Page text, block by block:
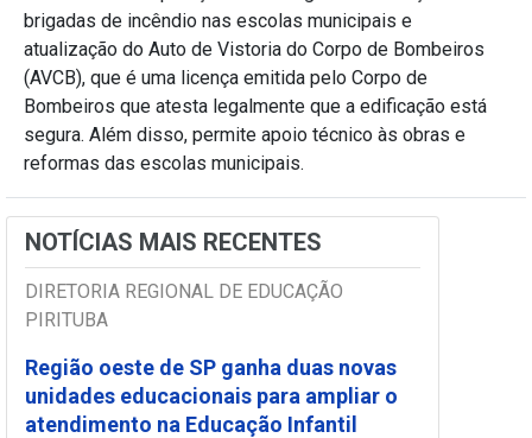
brigadas de incêndio nas escolas municipais e
atualização do Auto de Vistoria do Corpo de Bombeiros
(AVCB), que é uma licença emitida pelo Corpo de
Bombeiros que atesta legalmente que a edificação está
segura. Além disso, permite apoio técnico às obras e
reformas das escolas municipais.
NOTÍCIAS MAIS RECENTES
DIRETORIA REGIONAL DE EDUCAÇÃO
PIRITUBA
Região oeste de SP ganha duas novas
unidades educacionais para ampliar o
atendimento na Educação Infantil